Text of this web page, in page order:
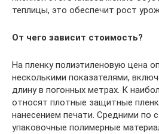
теплицы, это обеспечит рост
От чего зависит стоимость?
На пленку полиэтиленовую цена
несколькими показателями,
длину в погонных метрах. К
относят плотные защитные
нанесением печати. Средними по
упаковочные полимерные